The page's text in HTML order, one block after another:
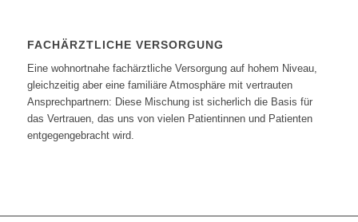
FACHÄRZTLICHE VERSORGUNG
Eine wohnortnahe fachärztliche Versorgung auf hohem Niveau,
gleichzeitig aber eine familiäre Atmosphäre mit vertrauten
Ansprechpartnern: Diese Mischung ist sicherlich die Basis für
das Vertrauen, das uns von vielen Patientinnen und Patienten
entgegengebracht wird.